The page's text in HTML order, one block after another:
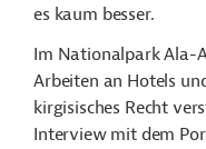
es kaum besser.
Im Nationalpark Ala-
Arbeiten an Hotels
kirgisisches Recht
Interview mit dem